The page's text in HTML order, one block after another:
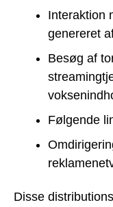
Interaktion
genereret
Besøg af
Følgende
Disse